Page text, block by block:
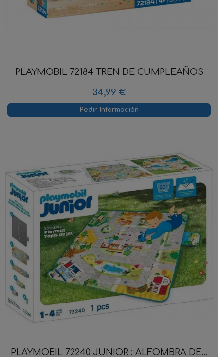
PLAYMOBIL 72184 TREN DE CUMPLEAÑOS
34,99 €
Pedir Información
PLAYMOBIL 72240 JUNIOR : ALFOMBRA DE...